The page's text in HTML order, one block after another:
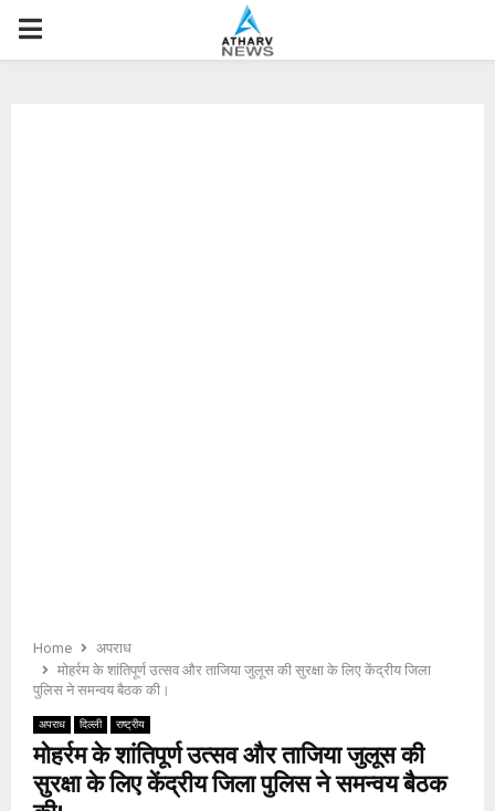
P
Home
अपराध
मोहर्रम के शांतिपूर्ण उत्सव और ताजिया जुलूस की सुरक्षा के लिए केंद्रीय जिला
पुलिस ने समन्वय बैठक की।
अपराध दिल्ली राष्ट्रीय
मोहर्रम के शांतिपूर्ण उत्सव और ताजिया जुलूस की
सुरक्षा के लिए केंद्रीय जिला पुलिस ने समन्वय बैठक